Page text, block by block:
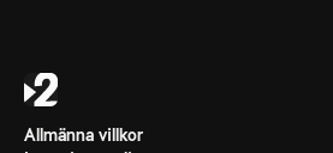
Allmänna villkor